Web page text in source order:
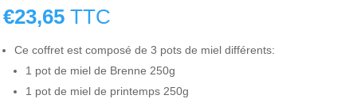
€23,65 TTC
Ce coffret est composé de 3 pots de miel différents:
1 pot de miel de Brenne 250g
1 pot de miel de printemps 250g